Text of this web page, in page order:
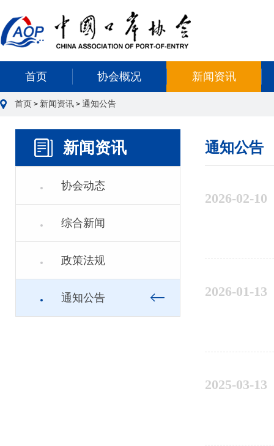
首页 协会概况 新闻资讯
首页 > 新闻资讯 > 通知公告
新闻资讯
协会动态
综合新闻
政策法规
通知公告
通知公告
2026-02-10
2026-01-13
2025-03-13